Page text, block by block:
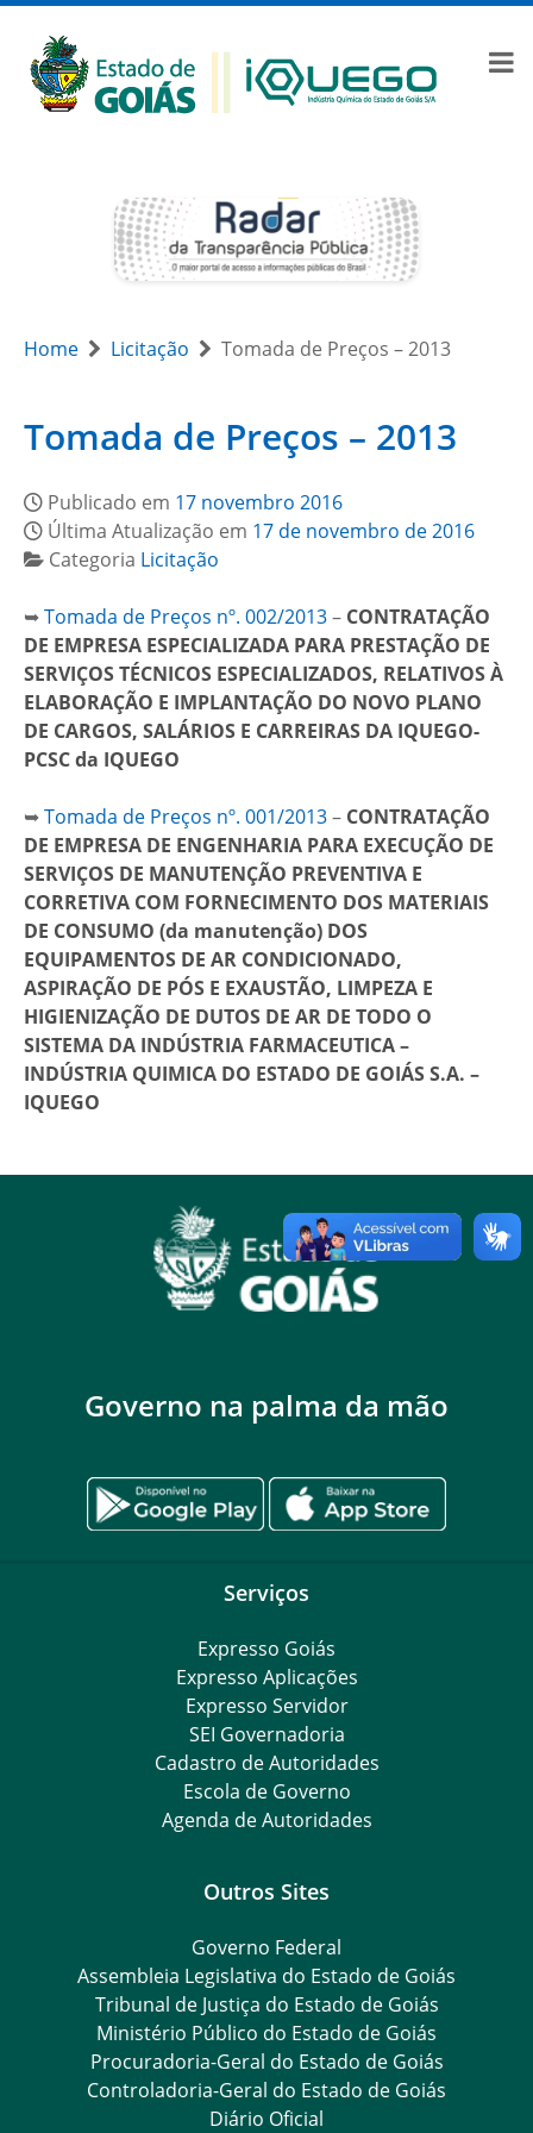
Home Licitação Tomada de Preços – 2013
Tomada de Preços – 2013
Publicado em 17 novembro 2016
Última Atualização em 17 de novembro de 2016
Categoria Licitação
➥Tomada de Preços nº. 002/2013– CONTRATAÇÃO
DE EMPRESA ESPECIALIZADA PARA PRESTAÇÃO DE
SERVIÇOS TÉCNICOS ESPECIALIZADOS, RELATIVOS À
ELABORAÇÃO E IMPLANTAÇÃO DO NOVO PLANO
DE CARGOS, SALÁRIOS E CARREIRAS DA IQUEGO-
PCSC da IQUEGO
➥Tomada de Preços nº. 001/2013– CONTRATAÇÃO
DE EMPRESA DE ENGENHARIA PARA EXECUÇÃO DE
SERVIÇOS DE MANUTENÇÃO PREVENTIVA E
CORRETIVA COM FORNECIMENTO DOS MATERIAIS
DE CONSUMO (da manutenção) DOS
EQUIPAMENTOS DE AR CONDICIONADO,
ASPIRAÇÃO DE PÓS E EXAUSTÃO, LIMPEZA E
HIGIENIZAÇÃO DE DUTOS DE AR DE TODO O
SISTEMA DA INDÚSTRIA FARMACEUTICA –
INDÚSTRIA QUIMICA DO ESTADO DE GOIÁS S.A. –
IQUEGO
Governo na palma da mão
Serviços
Expresso Goiás
Expresso Aplicações
Expresso Servidor
SEI Governadoria
Cadastro de Autoridades
Escola de Governo
Agenda de Autoridades
Outros Sites
Governo Federal
Assembleia Legislativa do Estado de Goiás
Tribunal de Justiça do Estado de Goiás
Ministério Público do Estado de Goiás
Procuradoria-Geral do Estado de Goiás
Controladoria-Geral do Estado de Goiás
Diário Oficial